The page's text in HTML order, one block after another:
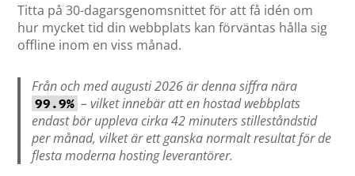
Titta på 30-dagarsgenomsnittet för att få idén om
hur mycket tid din webbplats kan förväntas hålla sig
offline inom en viss månad.
Från och med augusti 2026 är denna siffra nära
99.9% – vilket innebär att en hostad webbplats
endast bör uppleva cirka 42 minuters stilleståndstid
per månad, vilket är ett ganska normalt resultat för de
flesta moderna hosting leverantörer.